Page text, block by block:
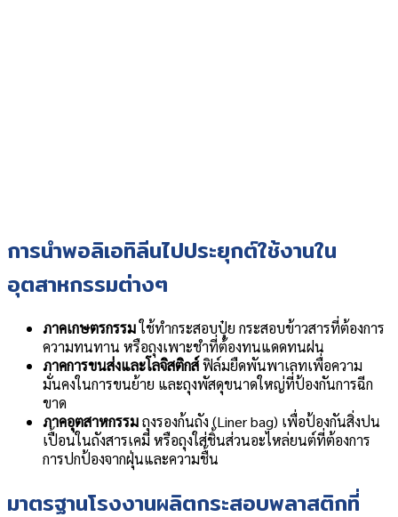
การนำพอลิเอทิลีนไปประยุกต์ใช้งานใน
อุตสาหกรรมต่างๆ
ภาคเกษตรกรรมใช้ทำกระสอบปุ๋ย กระสอบข้าวสารที่ต้องการ
ความทนทาน หรือถุงเพาะชำที่ต้องทนแดดทนฝน
ภาคการขนส่งและโลจิสติกส์ฟิล์มยืดพันพาเลทเพื่อความ
มั่นคงในการขนย้าย และถุงพัสดุขนาดใหญ่ที่ป้องกันการฉีก
ขาด
ภาคอุตสาหกรรมถุงรองก้นถัง (Liner bag) เพื่อป้องกันสิ่งปน
เปื้อนในถังสารเคมี หรือถุงใส่ชิ้นส่วนอะไหล่ยนต์ที่ต้องการ
การปกป้องจากฝุ่นและความชื้น
มาตรฐานโรงงานผลิตกระสอบพลาสติกที่